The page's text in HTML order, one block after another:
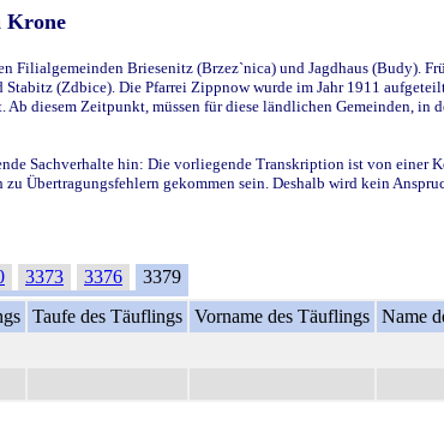
Krone
Briesenitz (Brzez`nica) und Jagdhaus (Budy).
(Zdbice). Die Pfarrei Zippnow wurde im Jahr 1911
diesem Zeitpunkt, müssen für diese ländlichen Gemeinden, in
Sachverhalte hin: Die vorliegende Transkription ist von einer
Übertragungsfehlern gekommen sein. Deshalb wird kein
3373 3376
3379
Taufe des Täuflings Vorname des Täuflings Name